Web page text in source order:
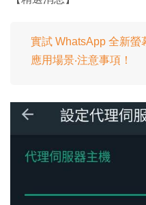
實試 WhatsApp 全新螢
應用場景‧注意事項！